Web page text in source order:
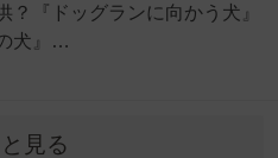
？『ドッグランに向かう犬』
犬』…
見る